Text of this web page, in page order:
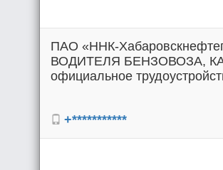
ПАО «ННК-
ВОДИТЕЛЯ БЕНЗОВОЗА,
официальное
+***********